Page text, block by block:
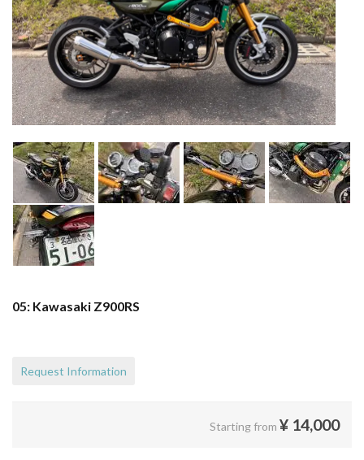
05: Kawasaki Z900RS
Request Information
Starting from ¥ 14,000